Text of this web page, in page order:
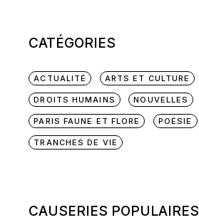
CATÉGORIES
ACTUALITÉ ARTS ET CULTURE
DROITS HUMAINS NOUVELLES
PARIS FAUNE ET FLORE POÉSIE
TRANCHES DE VIE
CAUSERIES POPULAIRES